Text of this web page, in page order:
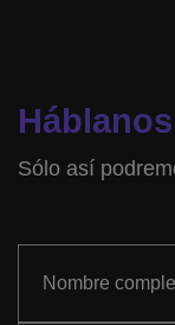
Sólo así